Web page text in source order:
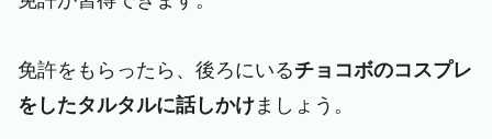
免許をもらったら、後ろにいるチョコボのコスプレ
をしたタルタルに話しかけましょう。